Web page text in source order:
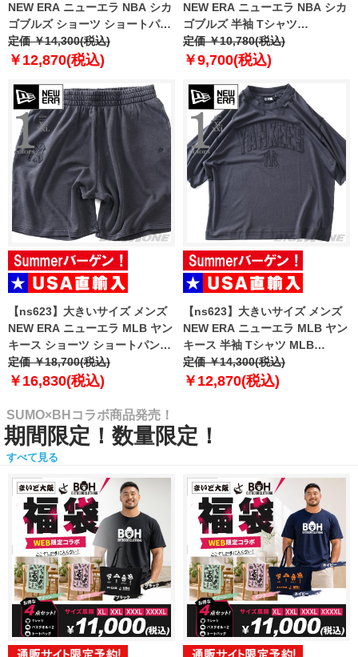
NEW ERA ニューエラ NBA シカ
ゴブルズ ショーツ ショートパン
ツ ハーフパンツ NBA CHICAGO
BULLS BLACK SHORTS USA直
定価 ￥14,300(税込)
￥12,870(税込)
NEW ERA ニューエラ NBA シカ
ゴブルズ 半袖 Tシャツ
CHICAGO BULLS NBA BLACK
OVERSIZED T-SHIRT USA直輸
定価 ￥10,780(税込)
￥9,700(税込)
【ns623】大きいサイズ メンズ
NEW ERA ニューエラ MLB ヤン
キース ショーツ ショートパンツ
ハーフパンツ MLB WASHED
NEW YORK YANKEES T-SHIRT
定価 ￥18,700(税込)
￥16,830(税込)
【ns623】大きいサイズ メンズ
NEW ERA ニューエラ MLB ヤン
キース 半袖 Tシャツ MLB
WASHED NEW YORK YANKEES
T-SHIRT USA直輸入 60771645
定価 ￥14,300(税込)
￥12,870(税込)
SUMO×BHコラボ商品発売！
期間限定！数量限定！
すべて見る